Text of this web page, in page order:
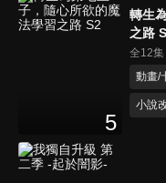
5
轉生
之路
全12集
動畫/
小說